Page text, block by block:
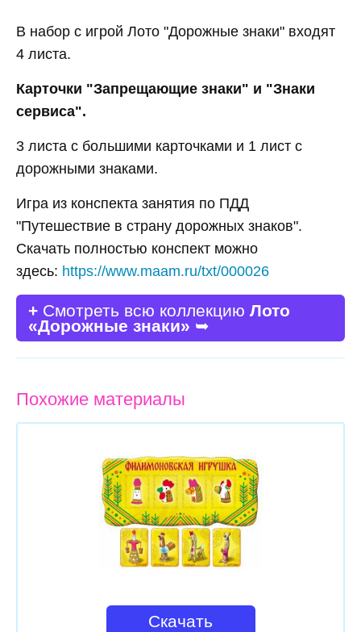
В набор с игрой Лото "Дорожные знаки" входят
4 листа.
Карточки "Запрещающие знаки" и "Знаки
сервиса".
3 листа с большими карточками и 1 лист с
дорожными знаками.
Игра из конспекта занятия по ПДД
"Путешествие в страну дорожных знаков".
Скачать полностью конспект можно
здесь: https://www.maam.ru/txt/000026
+ Смотреть всю коллекцию Лото
«Дорожные знаки» ➥
Похожие материалы
Скачать